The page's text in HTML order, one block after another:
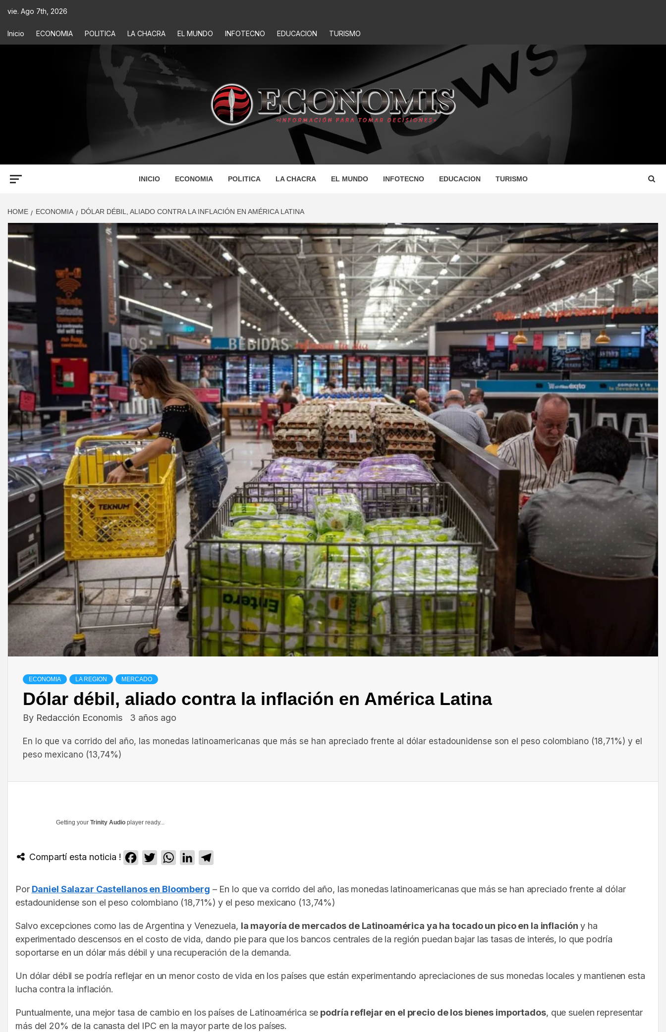
vie. Ago 7th, 2026
Inicio ECONOMIA POLITICA LA CHACRA EL MUNDO INFOTECNO EDUCACION TURISMO
ECONOMIS
INICIO ECONOMIA POLITICA LA CHACRA EL MUNDO INFOTECNO EDUCACION TURISMO
HOME ECONOMIA DÓLAR DÉBIL, ALIADO CONTRA LA INFLACIÓN EN AMÉRICA LATINA
ECONOMIA LA REGION MERCADO
Dólar débil, aliado contra la inflación en América Latina
By Redacción Economis 3 años ago
En lo que va corrido del año, las monedas latinoamericanas que más se han apreciado frente al dólar estadounidense son el peso colombiano (18,71%) y el
peso mexicano (13,74%)
Getting your Trinity Audio player ready...
Compartí esta noticia ! Facebook
TwitterWhatsApp
LinkedIn
Por Daniel Salazar Castellanos en Bloomberg – En lo que va corrido del año, las monedas latinoamericanas que más se han apreciado frente al dólar
estadounidense son el peso colombiano (18,71%) y el peso mexicano (13,74%)
Salvo excepciones como las de Argentina y Venezuela, la mayoría de mercados de Latinoamérica ya ha tocado un pico en la inflación y ha
experimentado descensos en el costo de vida, dando pie para que los bancos centrales de la región puedan bajar las tasas de interés, lo que podría
soportarse en un dólar más débil y una recuperación de la demanda.
Un dólar débil se podría reflejar en un menor costo de vida en los países que están experimentando apreciaciones de sus monedas locales y mantienen esta
lucha contra la inflación.
Puntualmente, una mejor tasa de cambio en los países de Latinoamérica se podría reflejar en el precio de los bienes importados, que suelen representar
más del 20% de la canasta del IPC en la mayor parte de los países.